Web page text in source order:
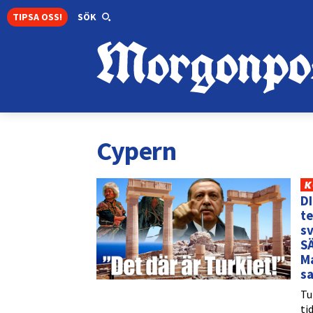
TIPSA OSS! SÖK
Cypern